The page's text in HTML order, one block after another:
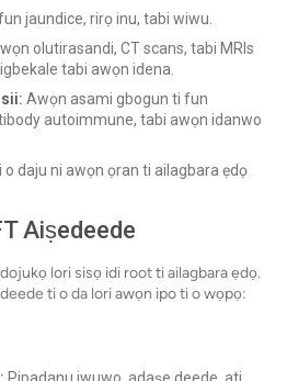
jaundice, rirọ inu, tabi wiwu.
olutirasandi, CT scans, tabi MRIs
tabi awọn idena.
Awọn asami gbogun ti fun
autoimmune, tabi awọn idanwo
o daju ni awọn ọran ti ailagbara ẹdọ
Aiṣedeede
lori sisọ idi root ti ailagbara ẹdọ.
ti o da lori awọn ipo ti o wọpọ: